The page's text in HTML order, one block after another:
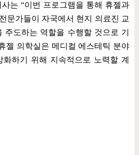
는 “이번 프로그램을 통해 휴젤과
문가들이 자국에서 현지 의료진 교
주도하는 역할을 수행할 것으로 기
젤 의학실은 메디컬 에스테틱 분야
하기 위해 지속적으로 노력할 계